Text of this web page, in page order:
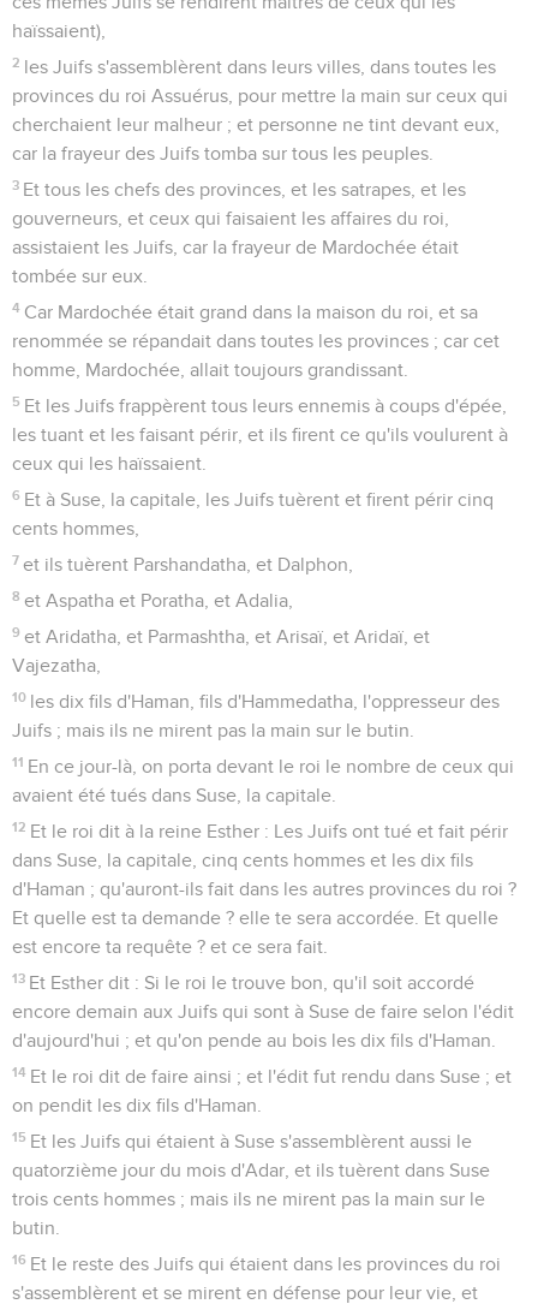
haïssaient),
2 les Juifs s'assemblèrent dans leurs villes, dans toutes les
provinces du roi Assuérus, pour mettre la main sur ceux qui
cherchaient leur malheur ; et personne ne tint devant eux,
car la frayeur des Juifs tomba sur tous les peuples.
3 Et tous les chefs des provinces, et les satrapes, et les
gouverneurs, et ceux qui faisaient les affaires du roi,
assistaient les Juifs, car la frayeur de Mardochée était
tombée sur eux.
4 Car Mardochée était grand dans la maison du roi, et sa
renommée se répandait dans toutes les provinces ; car cet
homme, Mardochée, allait toujours grandissant.
5 Et les Juifs frappèrent tous leurs ennemis à coups d'épée,
les tuant et les faisant périr, et ils firent ce qu'ils voulurent à
ceux qui les haïssaient.
6 Et à Suse, la capitale, les Juifs tuèrent et firent périr cinq
cents hommes,
7 et ils tuèrent Parshandatha, et Dalphon,
8 et Aspatha et Poratha, et Adalia,
9 et Aridatha, et Parmashtha, et Arisaï, et Aridaï, et
Vajezatha,
10 les dix fils d'Haman, fils d'Hammedatha, l'oppresseur des
Juifs ; mais ils ne mirent pas la main sur le butin.
11 En ce jour-là, on porta devant le roi le nombre de ceux qui
avaient été tués dans Suse, la capitale.
12 Et le roi dit à la reine Esther : Les Juifs ont tué et fait périr
dans Suse, la capitale, cinq cents hommes et les dix fils
d'Haman ; qu'auront-ils fait dans les autres provinces du roi ?
Et quelle est ta demande ? elle te sera accordée. Et quelle
est encore ta requête ? et ce sera fait.
13 Et Esther dit : Si le roi le trouve bon, qu'il soit accordé
encore demain aux Juifs qui sont à Suse de faire selon l'édit
d'aujourd'hui ; et qu'on pende au bois les dix fils d'Haman.
14 Et le roi dit de faire ainsi ; et l'édit fut rendu dans Suse ; et
on pendit les dix fils d'Haman.
15 Et les Juifs qui étaient à Suse s'assemblèrent aussi le
quatorzième jour du mois d'Adar, et ils tuèrent dans Suse
trois cents hommes ; mais ils ne mirent pas la main sur le
butin.
16 Et le reste des Juifs qui étaient dans les provinces du roi
s'assemblèrent et se mirent en défense pour leur vie, et